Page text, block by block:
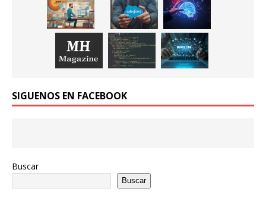
SIGUENOS EN FACEBOOK
Buscar
Buscar